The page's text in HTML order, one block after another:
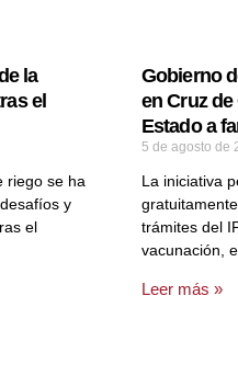
la
el
riego se ha
y
el
Gobierno
en Cruz
Estado a
5 de agosto de
La iniciativa
trámites del
vacunación,
Leer más »